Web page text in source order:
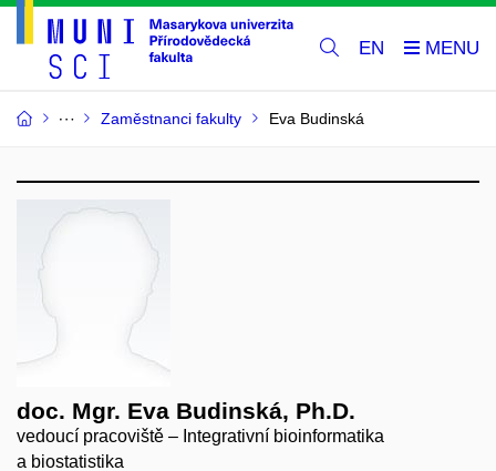
EN
Zaměstnanci fakulty Eva Budinská
doc. Mgr. Eva Budinská, Ph.D.
vedoucí pracoviště – Integrativní bioinformatika
a biostatistika